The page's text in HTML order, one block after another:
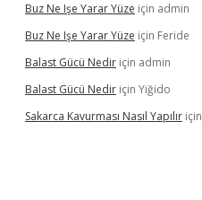
Buz Ne Işe Yarar Yüze için admin
Buz Ne Işe Yarar Yüze için Feride
Balast Gücü Nedir için admin
Balast Gücü Nedir için Yiğido
Sakarca Kavurması Nasıl Yapılır için